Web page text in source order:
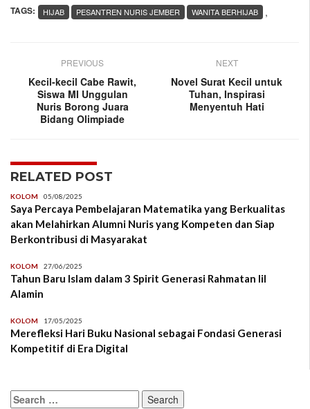
TAGS: ,
HIJAB PESANTREN NURIS JEMBER WANITA BERHIJAB
PREVIOUS
Kecil-kecil Cabe Rawit,
Siswa MI Unggulan
Nuris Borong Juara
Bidang Olimpiade
NEXT
Novel Surat Kecil untuk
Tuhan, Inspirasi
Menyentuh Hati
RELATED POST
KOLOM 05/08/2025
Saya Percaya Pembelajaran Matematika yang Berkualitas
akan Melahirkan Alumni Nuris yang Kompeten dan Siap
Berkontribusi di Masyarakat
KOLOM 27/06/2025
Tahun Baru Islam dalam 3 Spirit Generasi Rahmatan lil
Alamin
KOLOM 17/05/2025
Merefleksi Hari Buku Nasional sebagai Fondasi Generasi
Kompetitif di Era Digital
Search